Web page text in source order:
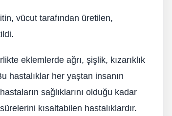
vücut tarafından üretilen,
eklemlerde ağrı, şişlik, kızarıklık
hastalıklar her yaştan insanın
sağlıklarını olduğu kadar
kısaltabilen hastalıklardır.